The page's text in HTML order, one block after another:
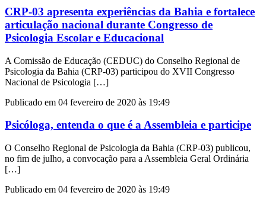
CRP-03 apresenta experiências da Bahia e fortalece
articulação nacional durante Congresso de
Psicologia Escolar e Educacional
A Comissão de Educação (CEDUC) do Conselho Regional de
Psicologia da Bahia (CRP-03) participou do XVII Congresso
Nacional de Psicologia […]
Publicado em 04 fevereiro de 2020 às 19:49
Psicóloga, entenda o que é a Assembleia e participe
O Conselho Regional de Psicologia da Bahia (CRP-03) publicou,
no fim de julho, a convocação para a Assembleia Geral Ordinária
[…]
Publicado em 04 fevereiro de 2020 às 19:49